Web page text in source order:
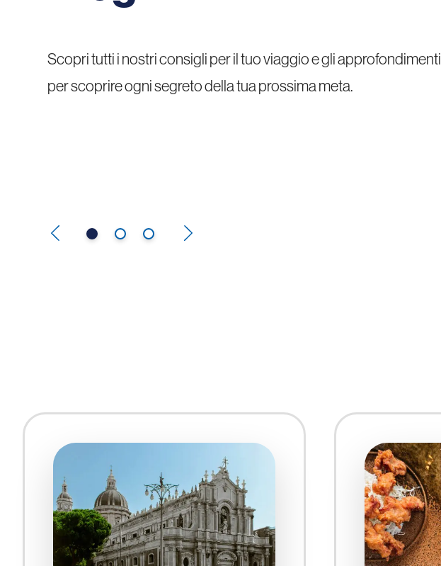
Scopri tutti i nostri consigli per il tuo viaggio e gli approfondimenti
per scoprire ogni segreto della tua prossima meta.